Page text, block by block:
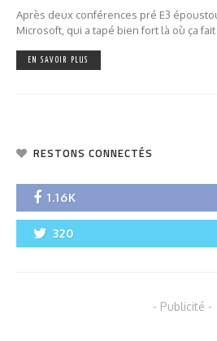
Après deux conférences pré E3
Microsoft, qui a tapé bien fort là où ça fait
EN SAVOIR PLUS
RESTONS CONNECTÉS
1.16K
320
- Publicité -